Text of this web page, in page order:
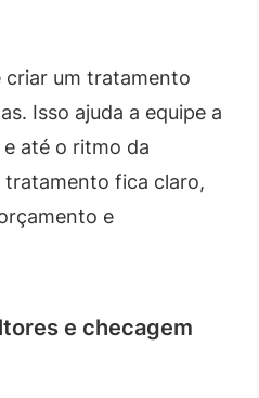
criar um tratamento
Isso ajuda a equipe a
até o ritmo da
tratamento fica claro,
e
e checagem